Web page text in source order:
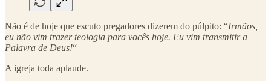
Não é de hoje que escuto pregadores dizerem do púlpito: “Irmãos,
eu não vim trazer teologia para vocês hoje. Eu vim transmitir a
Palavra de Deus!“
A igreja toda aplaude.